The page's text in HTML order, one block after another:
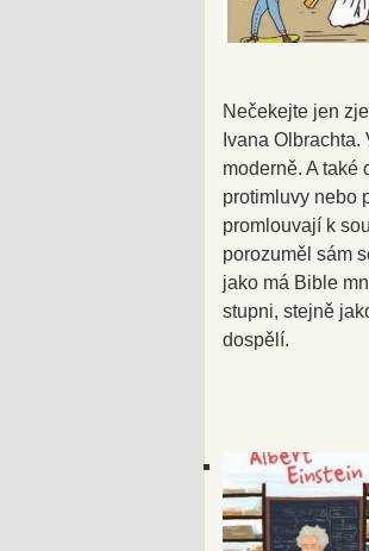
Nečekejte jen
Ivana
moderně. A také
protimluvy nebo
promlouvají k
porozuměl sám
jako má Bible
stupni, stejně
dospělí.